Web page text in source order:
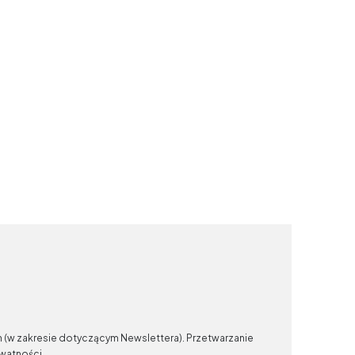
(w zakresie dotyczącym Newslettera). Przetwarzanie